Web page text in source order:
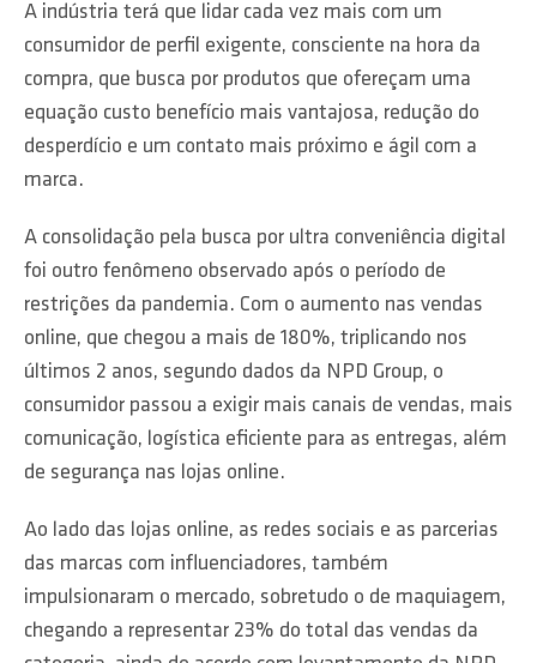
A indústria terá que lidar cada vez mais com um
consumidor de perfil exigente, consciente na hora da
compra, que busca por produtos que ofereçam uma
equação custo benefício mais vantajosa, redução do
desperdício e um contato mais próximo e ágil com a
marca.
A consolidação pela busca por ultra conveniência digital
foi outro fenômeno observado após o período de
restrições da pandemia. Com o aumento nas vendas
online, que chegou a mais de 180%, triplicando nos
últimos 2 anos, segundo dados da NPD Group, o
consumidor passou a exigir mais canais de vendas, mais
comunicação, logística eficiente para as entregas, além
de segurança nas lojas online.
Ao lado das lojas online, as redes sociais e as parcerias
das marcas com influenciadores, também
impulsionaram o mercado, sobretudo o de maquiagem,
chegando a representar 23% do total das vendas da